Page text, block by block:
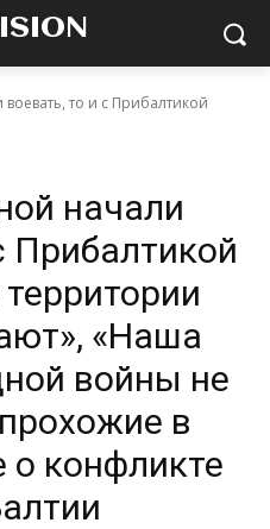
то и с Прибалтикой
начали
Прибалтикой
«Наша
войны не
в
о конфликте